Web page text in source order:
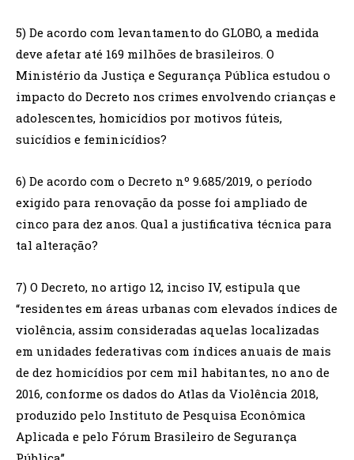
5) De acordo com levantamento do GLOBO, a medida
deve afetar até 169 milhões de brasileiros. O
Ministério da Justiça e Segurança Pública estudou o
impacto do Decreto nos crimes envolvendo crianças e
adolescentes, homicídios por motivos fúteis,
suicídios e feminicídios?
6) De acordo com o Decreto nº 9.685/2019, o período
exigido para renovação da posse foi ampliado de
cinco para dez anos. Qual a justificativa técnica para
tal alteração?
7) O Decreto, no artigo 12, inciso IV, estipula que
“residentes em áreas urbanas com elevados índices de
violência, assim consideradas aquelas localizadas
em unidades federativas com índices anuais de mais
de dez homicídios por cem mil habitantes, no ano de
2016, conforme os dados do Atlas da Violência 2018,
produzido pelo Instituto de Pesquisa Econômica
Aplicada e pelo Fórum Brasileiro de Segurança